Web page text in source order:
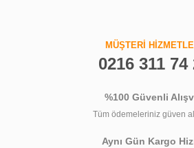
MÜŞTERİ
0216 311 74
%100 Güvenli
Tüm ödemeleriniz güven
Aynı Gün Kargo